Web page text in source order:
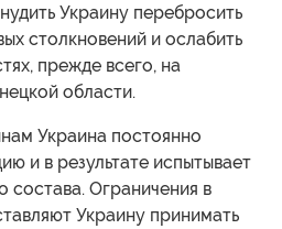
Украину перебросить
столкновений и ослабить
прежде всего, на
области.
Украина постоянно
и в результате испытывает
состава. Ограничения в
Украину принимать